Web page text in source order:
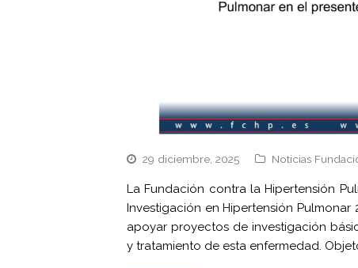
29 diciembre, 2025 Noticias
La Fundación contra la Hipertensión
Investigación en Hipertensión
apoyar proyectos de investigación
y tratamiento de esta enfermedad.